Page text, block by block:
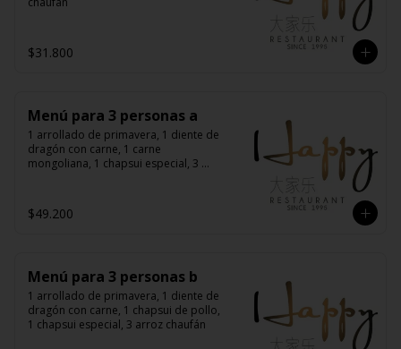
$31.800
Menú para 3 personas a
1 arrollado de primavera, 1 diente de
dragón con carne, 1 carne
mongoliana, 1 chapsui especial, 3
$49.200
Menú para 3 personas b
1 arrollado de primavera, 1 diente de
dragón con carne, 1 chapsui de pollo,
1 chapsui especial, 3 arroz chaufán